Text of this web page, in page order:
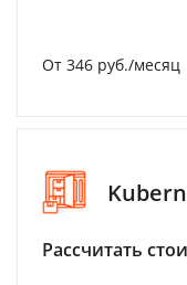
От 346 руб./месяц
Рассчитать